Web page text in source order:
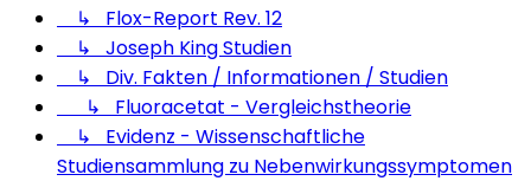
↳ Flox-Report Rev. 12
↳ Joseph King Studien
↳ Div. Fakten / Informationen / Studien
↳ Fluoracetat - Vergleichstheorie
↳ Evidenz - Wissenschaftliche
Studiensammlung zu Nebenwirkungssymptomen